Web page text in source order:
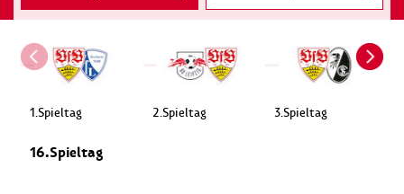
DFB-Pokal
1.Spieltag 2.Spieltag 3.Spieltag
16.Spieltag